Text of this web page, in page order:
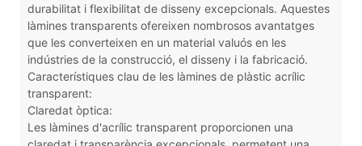
durabilitat i flexibilitat de disseny excepcionals. Aquestes
làmines transparents ofereixen nombrosos avantatges
que les converteixen en un material valuós en les
indústries de la construcció, el disseny i la fabricació.
Característiques clau de les làmines de plàstic acrílic
transparent:
Claredat òptica:
Les làmines d'acrílic transparent proporcionen una